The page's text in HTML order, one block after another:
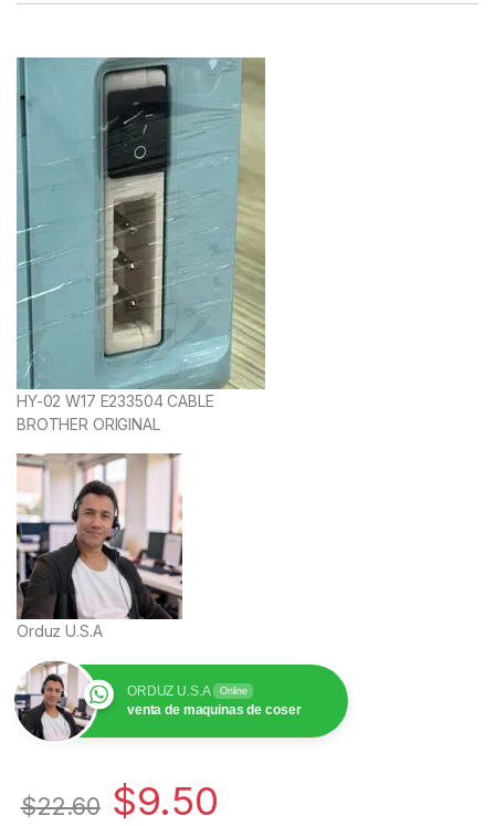
HY-02 W17 E233504 CABLE
BROTHER ORIGINAL
Orduz U.S.A
ORDUZ U.S.A Online
venta de maquinas de coser
$22.60 $9.50